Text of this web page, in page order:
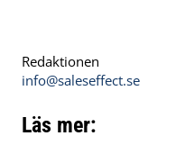
Redaktionen
info@saleseffect.se
Läs mer: